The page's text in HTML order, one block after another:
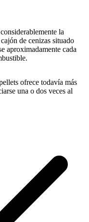
la
de cenizas situado
aproximadamente cada
ofrece todavía más
una o dos veces al